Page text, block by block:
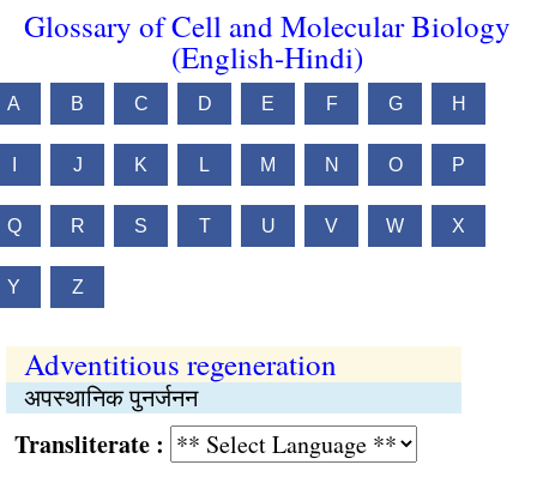
Glossary of Cell and Molecular Biology
(English-Hindi)
A B C D E F G H
J K L M N O P
Q R S T U V W X
Y Z
Adventitious regeneration
अपस्थानिक पुनर्जनन
: